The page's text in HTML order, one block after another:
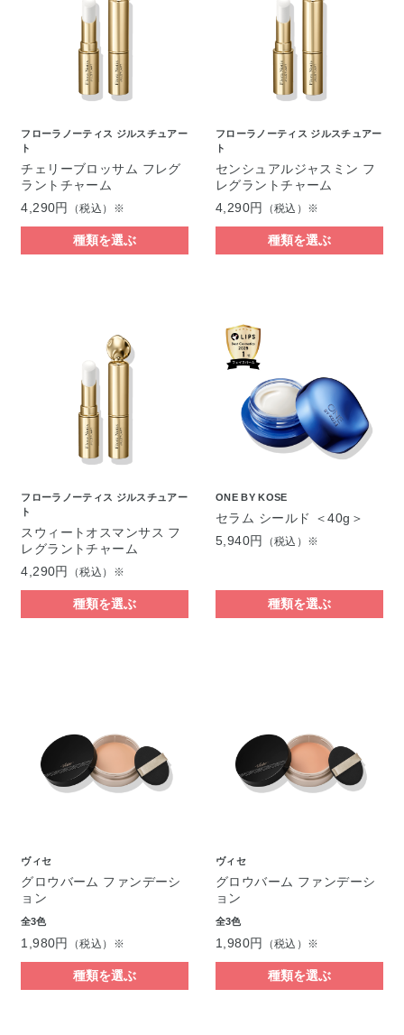
フローラノーティス ジルスチュアー
ト
チェリーブロッサム フレグ
ラントチャーム
4,290円
（税込）※
種類を選ぶ
フローラノーティス ジルスチュアー
ト
センシュアルジャスミン フ
レグラントチャーム
4,290円
（税込）※
種類を選ぶ
フローラノーティス ジルスチュアー
ト
スウィートオスマンサス フ
レグラントチャーム
4,290円
（税込）※
種類を選ぶ
ONE BY KOSE
セラム シールド ＜40g＞
5,940円
（税込）※
種類を選ぶ
ヴィセ
グロウバーム ファンデーシ
ョン
全3色
1,980円 （税込）※
種類を選ぶ
ヴィセ
グロウバーム ファンデーシ
ョン
全3色
1,980円 （税込）※
種類を選ぶ